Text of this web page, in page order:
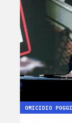
OMICIDIO POGGI